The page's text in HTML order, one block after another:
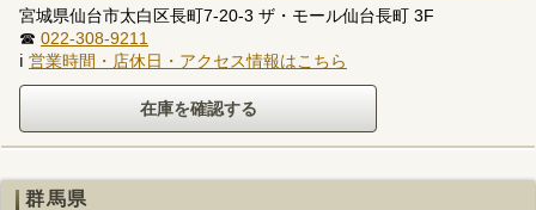
宮城県仙台市太白区長町7-20-3 ザ・モール仙台長町 3F
☎ 022-308-9211
ℹ 営業時間・店休日・アクセス情報はこちら
群馬県